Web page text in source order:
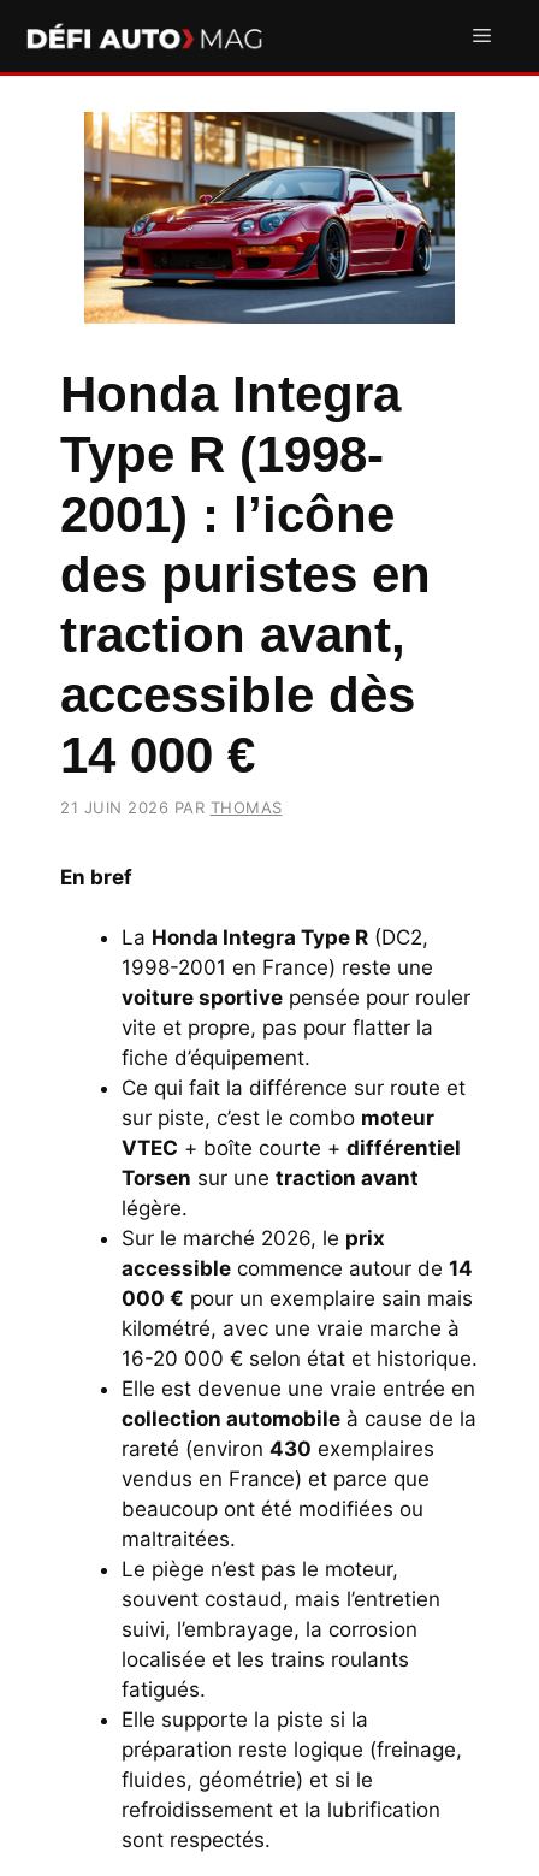
contenu
Menu
Honda Integra
Type R (1998-
2001) : l’icône
des puristes en
traction avant,
accessible dès
14 000 €
21 JUIN 2026 PAR THOMAS
En bref
La Honda Integra Type R (DC2,
1998-2001 en France) reste une
voiture sportive pensée pour rouler
vite et propre, pas pour flatter la
fiche d’équipement.
Ce qui fait la différence sur route et
sur piste, c’est le combo moteur
VTEC + boîte courte + différentiel
Torsen sur une traction avant
légère.
Sur le marché 2026, le prix
accessible commence autour de 14
000 € pour un exemplaire sain mais
kilométré, avec une vraie marche à
16-20 000 € selon état et historique.
Elle est devenue une vraie entrée en
collection automobile à cause de la
rareté (environ 430 exemplaires
vendus en France) et parce que
beaucoup ont été modifiées ou
maltraitées.
Le piège n’est pas le moteur,
souvent costaud, mais l’entretien
suivi, l’embrayage, la corrosion
localisée et les trains roulants
fatigués.
Elle supporte la piste si la
préparation reste logique (freinage,
fluides, géométrie) et si le
refroidissement et la lubrification
sont respectés.